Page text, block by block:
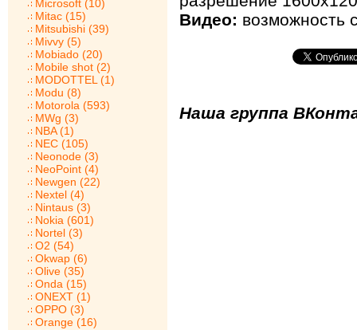
Microsoft (10)
Mitac (15)
Mitsubishi (39)
Mivvy (5)
Mobiado (20)
Mobile shot (2)
MODOTTEL (1)
Modu (8)
Motorola (593)
MWg (3)
NBA (1)
NEC (105)
Neonode (3)
NeoPoint (4)
Newgen (22)
Nextel (4)
Nintaus (3)
Nokia (601)
Nortel (3)
O2 (54)
Okwap (6)
Olive (35)
Onda (15)
ONEXT (1)
OPPO (3)
Orange (16)
Видео: возможность
Наша группа